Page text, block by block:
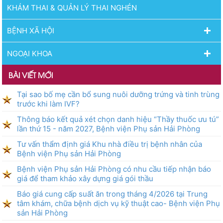
KHÁM THAI & QUẢN LÝ THAI NGHÉN
BỆNH XÃ HỘI
NGOẠI KHOA
BÀI VIẾT MỚI
Tại sao bố mẹ cần bổ sung nuôi dưỡng trứng và tinh trùng
trước khi làm IVF?
Thông báo kết quả xét chọn danh hiệu “Thầy thuốc ưu tú”
lần thứ 15 - năm 2027, Bệnh viện Phụ sản Hải Phòng
Tư vấn thẩm định giá Khu nhà điều trị bệnh nhân của
Bệnh viện Phụ sản Hải Phòng
Bệnh viện Phụ sản Hải Phòng có nhu cầu tiếp nhận báo
giá để tham khảo xây dựng giá gói thầu
Báo giá cung cấp suất ăn trong tháng 4/2026 tại Trung
tâm khám, chữa bệnh dịch vụ kỹ thuật cao- Bệnh viện Phụ
sản Hải Phòng